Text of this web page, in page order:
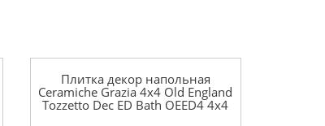
Плитка декор напольная
Ceramiche Grazia 4x4 Old England
Tozzetto Dec ED Bath OEED4 4x4